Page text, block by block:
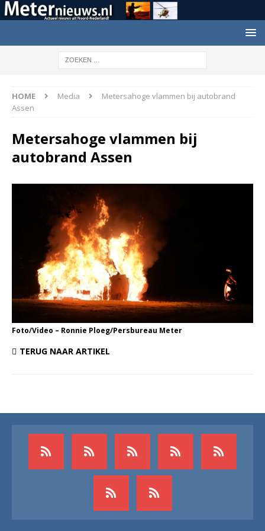
HOME Media
Metersahoge vlammen bij autobrand
Assen
Metersahoge vlammen bij
autobrand Assen
Foto/Video – Ronnie Ploeg/Persbureau Meter
TERUG NAAR ARTIKEL